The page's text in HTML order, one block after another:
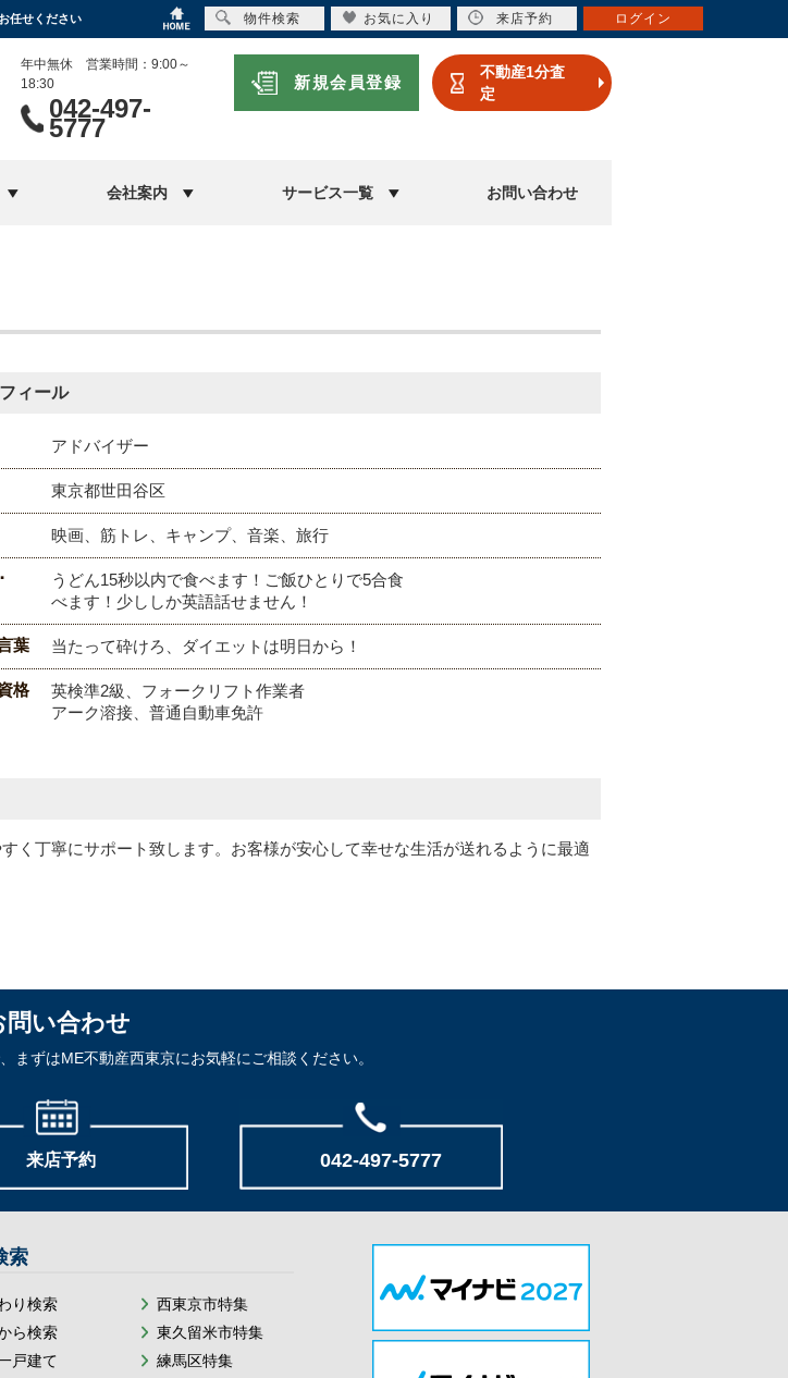
任せください
年中無休 営業時間：9:00～
18:30
042-497-
5777
新規会員登録
不動産1分査
定
会社案内 サービス一覧 お問い合わせ
ィール
アドバイザー
東京都世田谷区
映画、筋トレ、キャンプ、音楽、旅行
うどん15秒以内で食べます！ご飯ひとりで5合食
べます！少ししか英語話せません！
葉 当たって砕けろ、ダイエットは明日から！
格
英検準2級、フォークリフト作業者
アーク溶接、普通自動車免許
く丁寧にサポート致します。お客様が安心して幸せな生活が送れるように最適
問い合わせ
まずはME不動産西東京にお気軽にご相談ください。
来店予約 042-497-5777
索
り検索
ら検索
戸建て
西東京市特集
東久留米市特集
練馬区特集
物件検索 お気に入り 来店予約 ログイン